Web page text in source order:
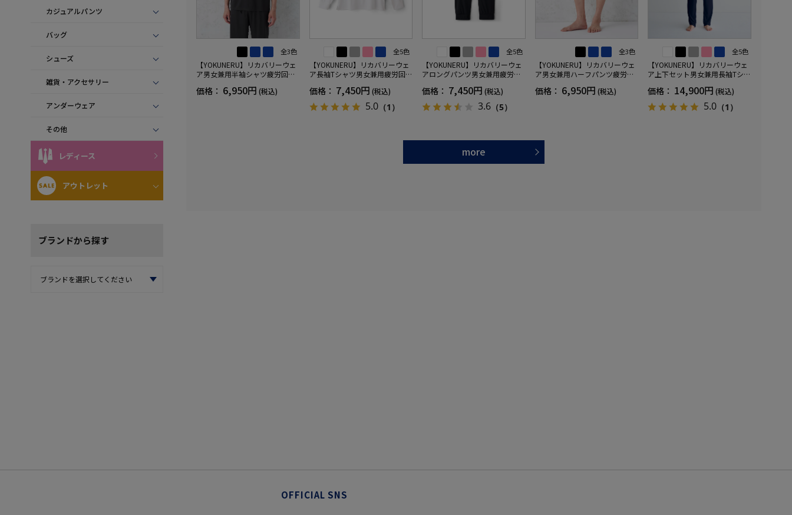
カジュアルパンツ
バッグ
シューズ
雑貨・アクセサリー
アンダーウェア
その他
レディース
アウトレット
ブランドから探す
全3色
【YOKUNERU】リカバリーウェ
ア男女兼用半袖シャツ疲労回復
(R)【一般医療機器】SS～LLサイ
価格： 6,950円 (税込)
全5色
【YOKUNERU】リカバリーウェ
ア長袖Tシャツ男女兼用疲労回復
(R)【一般医療機器】SS～LLサイ
ズ
価格： 7,450円 (税込)
5.0（1）
全5色
【YOKUNERU】リカバリーウェ
アロングパンツ男女兼用疲労回
IX(R)【一般医療機器】SS～LLサ
イズ
価格： 7,450円 (税込)
3.6 （5）
全3色
【YOKUNERU】リカバリーウェ
ア男女兼用ハーフパンツ疲労回
IX(R)【一般医療機器】SS～LLサ
価格： 6,950円 (税込)
全5色
【YOKUNERU】リカバリーウェ
ア上下セット男女兼用長袖Tシャ
進遠赤外線快眠NANOMIX(R)【一
般医療機器】SS～LLサイズ
価格： 14,900円 (税込)
5.0 （1）
more
OFFICIAL SNS